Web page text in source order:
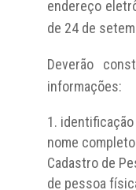
endereço
de 24 de
Deverão
informações:
nome
Cadastro de
de pessoa